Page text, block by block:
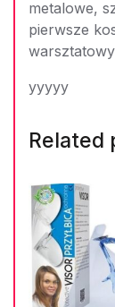
metalowe,
pierwsze
warsztatowy
yyyyy
Related